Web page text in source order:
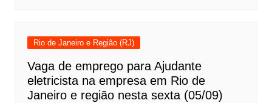
Rio de Janeiro e Região (RJ)
Vaga de emprego para Ajudante
eletricista na empresa em Rio de
Janeiro e região nesta sexta (05/09)